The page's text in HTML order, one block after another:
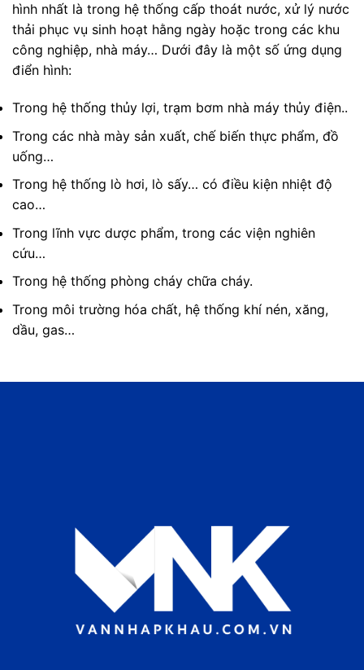
hình nhất là trong hệ thống cấp thoát nước, xử lý nước
thải phục vụ sinh hoạt hằng ngày hoặc trong các khu
công nghiệp, nhà máy… Dưới đây là một số ứng dụng
điển hình:
Trong hệ thống thủy lợi, trạm bơm nhà máy thủy điện..
Trong các nhà mày sản xuất, chế biến thực phẩm, đồ
uống…
Trong hệ thống lò hơi, lò sấy… có điều kiện nhiệt độ
cao…
Trong lĩnh vực dược phẩm, trong các viện nghiên
cứu…
Trong hệ thống phòng cháy chữa cháy.
Trong môi trường hóa chất, hệ thống khí nén, xăng,
dầu, gas…